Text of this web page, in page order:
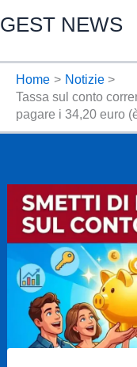
al
GEST NEWS
Home
Notizie
Tassa sul conto
pagare i 34,20 euro